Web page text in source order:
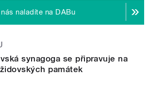
naladíte na DABu
synagoga se připravuje na
památek